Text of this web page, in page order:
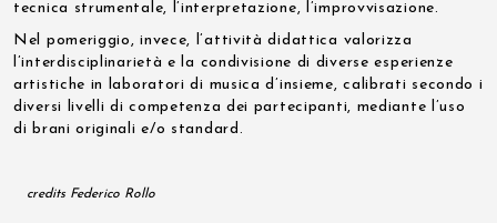
tecnica strumentale, l’interpretazione, l’improvvisazione.
Nel pomeriggio, invece, l’attività didattica valorizza
l’interdisciplinarietà e la condivisione di diverse esperienze
artistiche in laboratori di musica d’insieme, calibrati secondo i
diversi livelli di competenza dei partecipanti, mediante l’uso
di brani originali e/o standard.
credits Federico Rollo